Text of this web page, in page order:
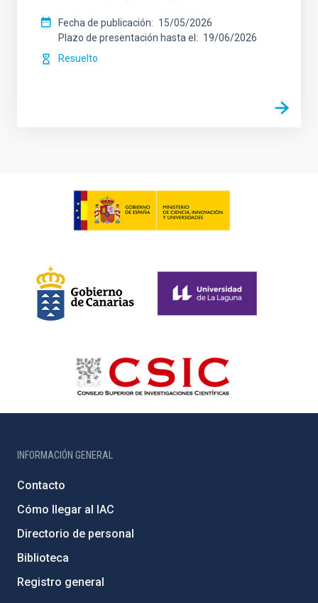
Fecha de publicación
15/05/2026
Plazo de presentación hasta el
19/06/2026
Resuelto
INFORMACIÓN GENERAL
Contacto
Cómo llegar al IAC
Directorio de personal
Biblioteca
Registro general